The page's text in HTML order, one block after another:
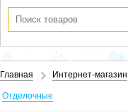
Главная Интернет-магазин
Отделочные